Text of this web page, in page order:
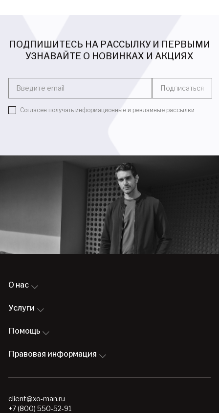
ПОДПИШИТЕСЬ НА РАССЫЛКУ И ПЕРВЫМИ
УЗНАВАЙТЕ О НОВИНКАХ И АКЦИЯХ
Введите email Подписаться
Согласен получать информационные и рекламные рассылки
О нас
Услуги
Помощь
Правовая информация
client@xo-man.ru
+7 (800) 550-52-91